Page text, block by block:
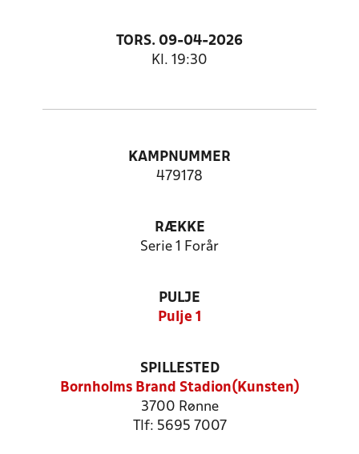
TORS. 09-04-2026
Kl. 19:30
KAMPNUMMER
479178
RÆKKE
Serie 1 Forår
PULJE
Pulje 1
SPILLESTED
Bornholms Brand Stadion(Kunsten)
3700 Rønne
Tlf: 5695 7007